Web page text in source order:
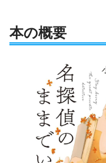
本の概要